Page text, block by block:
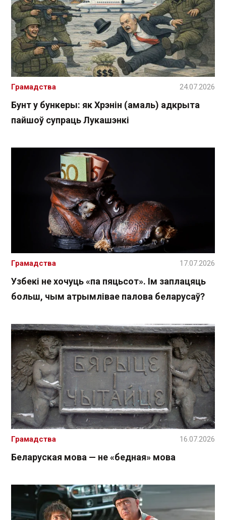
Бунт у бункеры: як Хрэнін (амаль) адкрыта
пайшоў супраць Лукашэнкі
Грамадства 24.07.2026
Узбекі не хочуць «па пяцьсот». Ім заплацяць
больш, чым атрымлівае палова беларусаў?
Грамадства 17.07.2026
Беларуская мова — не «бедная» мова
Грамадства 16.07.2026